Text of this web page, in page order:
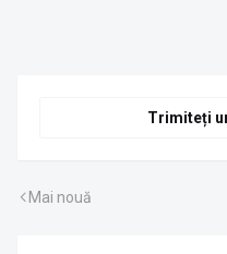
Trimiteți
Mai nouă